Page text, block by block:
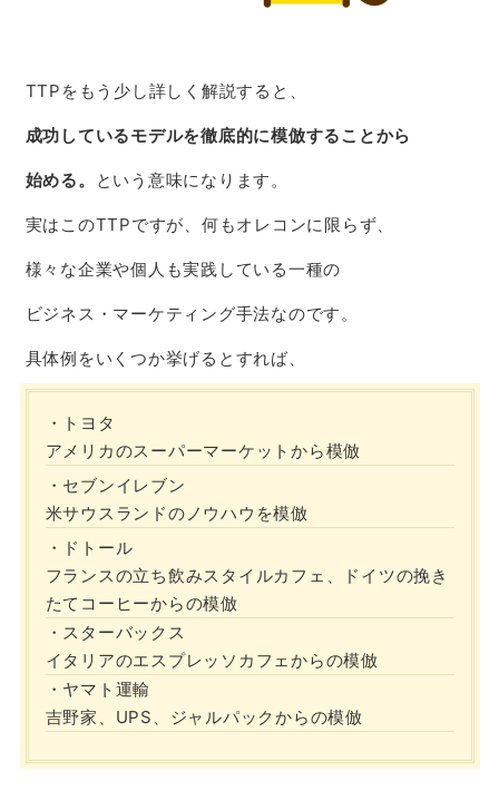
TTPをもう少し詳しく解説すると、
成功しているモデルを徹底的に模倣することから
始める。 という意味になります。
実はこのTTPですが、何もオレコンに限らず、
様々な企業や個人も実践している一種の
ビジネス・マーケティング手法なのです。
具体例をいくつか挙げるとすれば、
・トヨタ
アメリカのスーパーマーケットから模倣
・セブンイレブン
米サウスランドのノウハウを模倣
・ドトール
フランスの立ち飲みスタイルカフェ、ドイツの挽き
たてコーヒーからの模倣
・スターバックス
イタリアのエスプレッソカフェからの模倣
・ヤマト運輸
吉野家、UPS、ジャルパックからの模倣